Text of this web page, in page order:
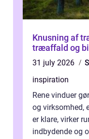
Knusning af
træaffald og
31 july 2026
inspiration
Rene vinduer
og virksomhed,
er klare, virker
indbydende og